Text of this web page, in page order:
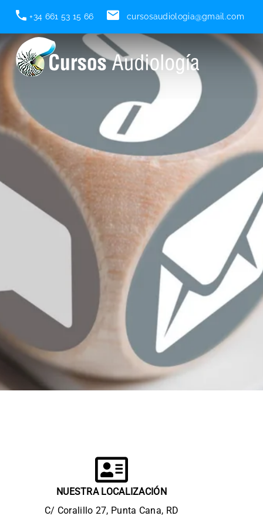
+34 661 53 15 66 cursosaudiologia@gmail.com
CONTACTA CON
NOSOTROS
NUESTRA LOCALIZACIÓN
C/ Coralillo 27, Punta Cana, RD